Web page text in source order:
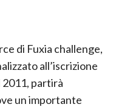
di Fuxia challenge,
all’iscrizione
2011, partirà
un importante